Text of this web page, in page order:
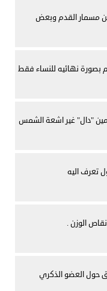
مسمار القدم وبعض
بصورة نهائيه للنساء فقط
"دال" غير اشعة الشمس
تعرف اليه
الوزن .
حول العضو الذكري